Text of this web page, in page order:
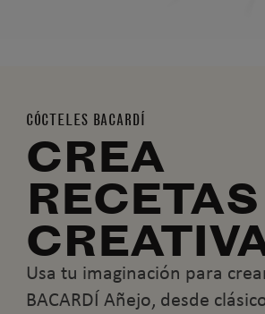
CÓCTELES BACARDÍ
CREA
RECETAS
Usa tu imaginación para
BACARDÍ Añejo, desde